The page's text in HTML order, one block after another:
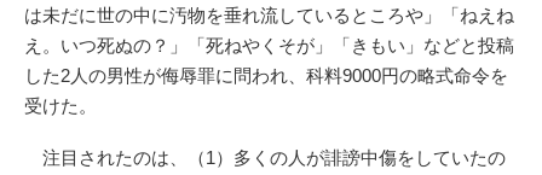
は未だに世の中に汚物を垂れ流しているところや」「ねえね
え。いつ死ぬの？」「死ねやくそが」「きもい」などと投稿
した2人の男性が侮辱罪に問われ、科料9000円の略式命令を
受けた。
注目されたのは、（1）多くの人が誹謗中傷をしていたの